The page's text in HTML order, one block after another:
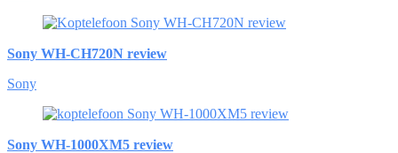
Sony WH-CH720N review
Sony
Sony WH-1000XM5 review